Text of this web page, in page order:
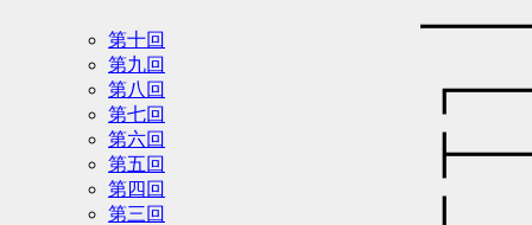
第十回
第九回
第八回
第七回
第六回
第五回
第四回
第三回